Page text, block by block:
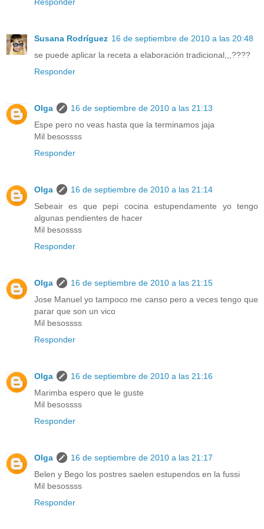
Susana Rodríguez 16 de septiembre de 2010 a las 20:48
se puede aplicar la receta a elaboración tradicional,,,????
Responder
Olga
16 de septiembre de 2010 a las 21:13
Espe pero no veas hasta que la terminamos jaja
Mil besossss
Responder
Olga
16 de septiembre de 2010 a las 21:14
Sebeair es que pepi cocina estupendamente yo tengo
algunas pendientes de hacer
Mil besossss
Responder
Olga
16 de septiembre de 2010 a las 21:15
Jose Manuel yo tampoco me canso pero a veces tengo que
parar que son un vico
Mil besossss
Responder
Olga
16 de septiembre de 2010 a las 21:16
Marimba espero que le guste
Mil besossss
Responder
Olga
16 de septiembre de 2010 a las 21:17
Belen y Bego los postres saelen estupendos en la fussi
Mil besossss
Responder